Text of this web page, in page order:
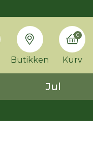
Butikken Kurv
0
Jul